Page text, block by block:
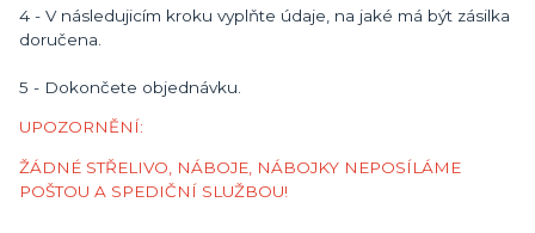
4 - V následujicím kroku vyplňte údaje, na jaké má být zásilka
doručena.
5 - Dokončete objednávku.
UPOZORNĚNÍ:
ŽÁDNÉ STŘELIVO, NÁBOJE, NÁBOJKY NEPOSÍLÁME
POŠTOU A SPEDIČNÍ SLUŽBOU!